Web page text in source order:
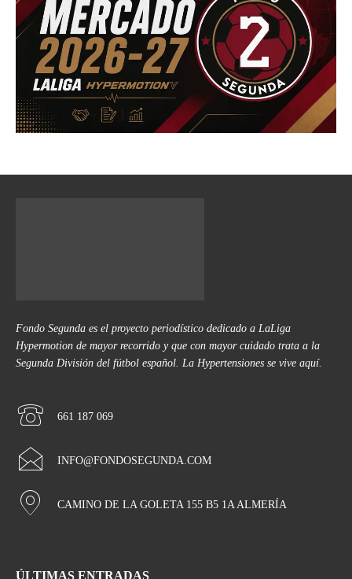
Fondo Segunda es el proyecto periodístico dedicado a LaLiga
Hypermotion de mayor recorrido y que con mayor cuidado trata a la
Segunda División del fútbol español. La Hypertensiones se vive aquí.
661 187 069
INFO@FONDOSEGUNDA.COM
CAMINO DE LA GOLETA 155 B5 1A ALMERÍA
ÚLTIMAS ENTRADAS